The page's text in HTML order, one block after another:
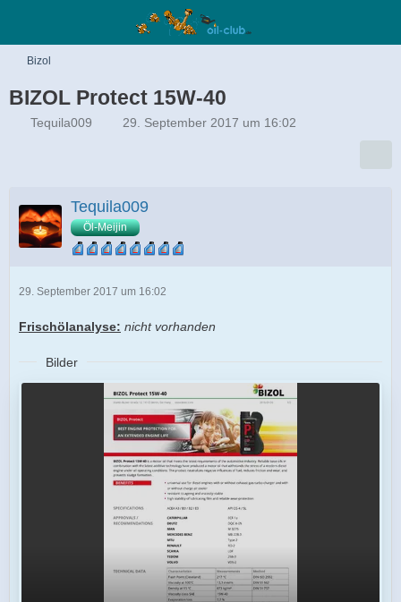
Bizol
BIZOL Protect 15W-40
Tequila009 29. September 2017 um 16:02
Tequila009
Öl-Meijin
29. September 2017 um 16:02
Frischölanalyse: nicht vorhanden
Bilder